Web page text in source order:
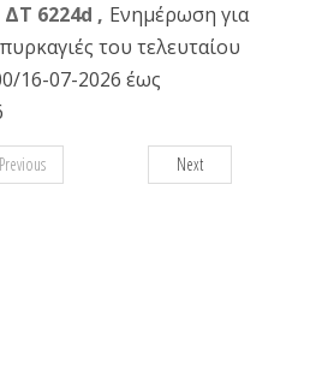
ΔΤ 6224d , Ενημέρωση για
του τελευταίου
16-07-2026 έως
Previous Next